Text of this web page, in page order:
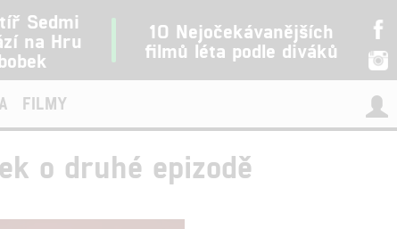
Sedmi
na Hru
10 Nejočekávanějších
filmů léta podle diváků
FILMY
o druhé epizodě